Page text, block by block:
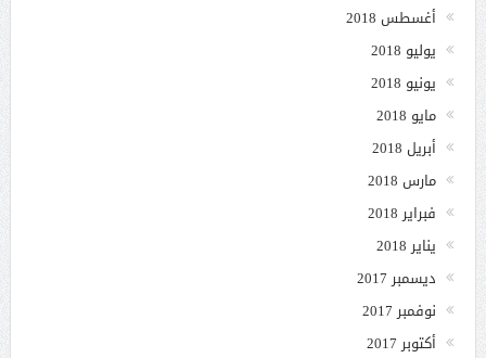
أغسطس 2018
يوليو 2018
يونيو 2018
مايو 2018
أبريل 2018
مارس 2018
فبراير 2018
يناير 2018
ديسمبر 2017
نوفمبر 2017
أكتوبر 2017